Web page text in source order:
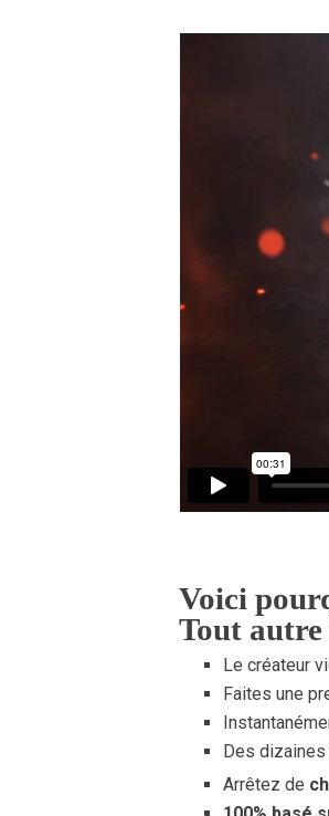
Voici
Tout
Le créateur
Faites une
Des dizaines
Arrêtez de